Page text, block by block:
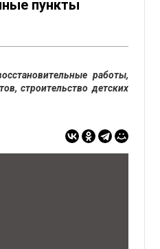
пункты
работы,
строительство детских